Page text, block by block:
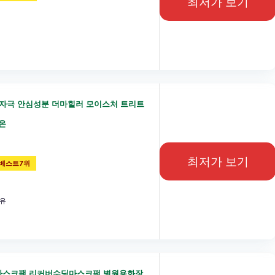
극 안심성분 더마힐러 모이스처 트리트
스트7위 최저가 보기